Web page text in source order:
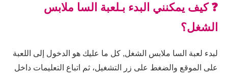
❓ كيف يمكنني البدء بـلعبة السا ملابس
الشغل؟
لبدء لعبة السا ملابس الشغل, كل ما عليك هو الدخول إلى اللعبة
على الموقع والضغط على زر التشغيل، ثم اتباع التعليمات داخل